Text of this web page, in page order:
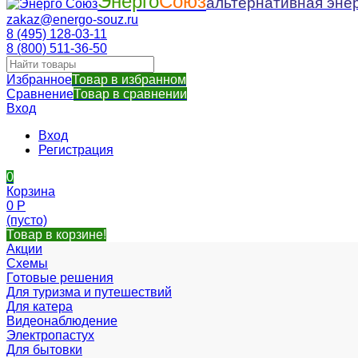
zakaz@energo-souz.ru
8 (495) 128-03-11
8 (800) 511-36-50
ИзбранноеТовар в избранном
СравнениеТовар в сравнении
Вход
Вход
Регистрация
0
Корзина
0 Р
(пусто)
Товар в корзине!
Акции
Схемы
Готовые решения
Для туризма и путешествий
Для катера
Видеонаблюдение
Электропастух
Для бытовки